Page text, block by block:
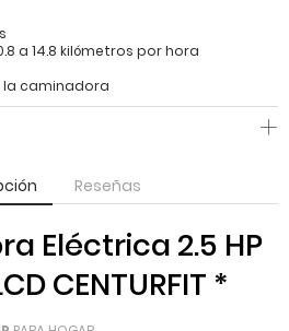
a 14.8 kilómetros por hora
la caminadora
Reseñas
Eléctrica 2.5 HP
CENTURFIT *